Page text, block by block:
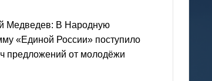
Медведев: В Народную
«Единой России» поступило
предложений от молодёжи